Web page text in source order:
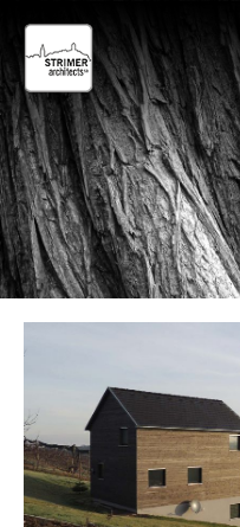
Deutsch